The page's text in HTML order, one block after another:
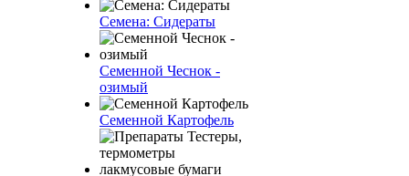
Семена: Сидераты
Семенной Чеснок -
озимый
Семенной Картофель